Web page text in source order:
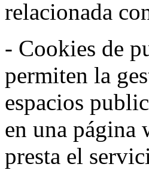
relacionada
- Cookies de
permiten la
espacios
en una página
presta el